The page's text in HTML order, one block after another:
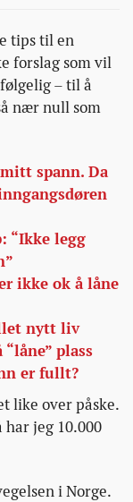
tips til en
forslag som vil
– til å
nær null som
spann. Da
“Ikke legg
ikke ok å låne
nytt liv
plass
er fullt?
like over påske.
jeg 10.000
i Norge.